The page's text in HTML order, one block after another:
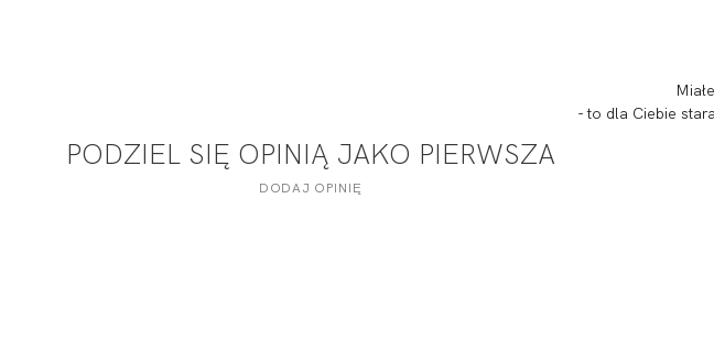
PODZIEL SIĘ OPINIĄ JAKO PIERWSZA
DODAJ OPINIĘ
- to dla Ciebie